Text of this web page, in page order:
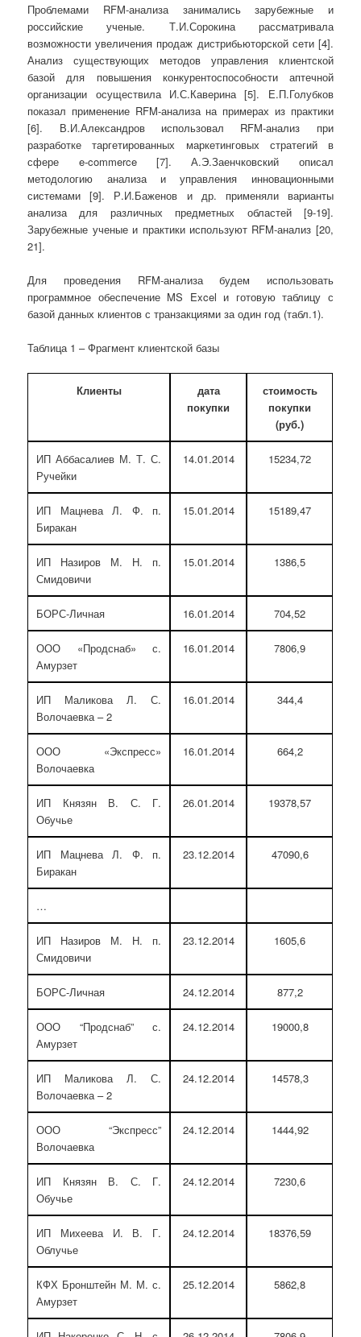
Проблемами RFM-анализа занимались зарубежные и
российские ученые. Т.И.Сорокина рассматривала
возможности увеличения продаж дистрибьюторской сети [4].
Анализ существующих методов управления клиентской
базой для повышения конкурентоспособности аптечной
организации осуществила И.С.Каверина [5]. Е.П.Голубков
показал применение RFM-анализа на примерах из практики
[6]. В.И.Александров использовал RFM-анализ при
разработке таргетированных маркетинговых стратегий в
сфере e-commerce [7]. А.Э.Заенчковский описал
методологию анализа и управления инновационными
системами [9]. Р.И.Баженов и др. применяли варианты
анализа для различных предметных областей [9-19].
Зарубежные ученые и практики используют RFM-анализ [20,
21].
Для проведения RFM-анализа будем использовать
программное обеспечение MS Excel и готовую таблицу с
базой данных клиентов с транзакциями за один год (табл.1).
Таблица 1 – Фрагмент клиентской базы
Клиенты
дата
покупки
стоимость
покупки
(руб.)
ИП Аббасалиев М. Т. С.
Ручейки
14.01.2014 15234,72
ИП Мацнева Л. Ф. п.
Биракан
15.01.2014 15189,47
ИП Назиров М. Н. п.
Смидовичи
15.01.2014 1386,5
БОРС-Личная 16.01.2014 704,52
ООО «Продснаб» с.
Амурзет
16.01.2014 7806,9
ИП Маликова Л. С.
Волочаевка – 2
16.01.2014 344,4
ООО «Экспресс»
Волочаевка
16.01.2014 664,2
ИП Князян В. С. Г.
Обучье
26.01.2014 19378,57
ИП Мацнева Л. Ф. п.
Биракан
23.12.2014 47090,6
…
ИП Назиров М. Н. п.
Смидовичи
23.12.2014 1605,6
БОРС-Личная 24.12.2014 877,2
ООО “Продснаб” с.
Амурзет
24.12.2014 19000,8
ИП Маликова Л. С.
Волочаевка – 2
24.12.2014 14578,3
ООО “Экспресс”
Волочаевка
24.12.2014 1444,92
ИП Князян В. С. Г.
Обучье
24.12.2014 7230,6
ИП Михеева И. В. Г.
Облучье
24.12.2014 18376,59
КФХ Бронштейн М. М. с.
Амурзет
25.12.2014 5862,8